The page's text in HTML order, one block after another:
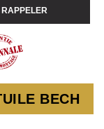
BECH